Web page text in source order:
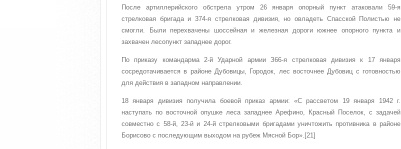
После артиллерийского обстрела утром 26 января опорный пункт атаковали 59-я
стрелковая бригада и 374-я стрелковая дивизия, но овладеть Спасской Полистью не
смогли. Были перехвачены шоссейная и железная дороги южнее опорного пункта и
захвачен лесопункт западнее дорог.
По приказу командарма 2-й Ударной армии З66-я стрелковая дивизия к 17 января
сосредотачивается в районе Дубовицы, Городок, лес восточнее Дубовиц с готовностью
для действия в западном направлении.
18 января дивизия получила боевой приказ армии: «С рассветом 19 января 1942 г.
наступать по восточной опушке леса западнее Арефино, Красный Поселок, с задачей
совместно с 58-й, 23-й и 24-й стрелковыми бригадами уничтожить противника в районе
Борисово с последующим выходом на рубеж Мясной Бор».[21]